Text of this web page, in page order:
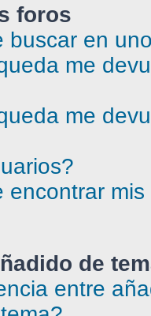
foros
buscar en
me
me
encontrar
de
entre